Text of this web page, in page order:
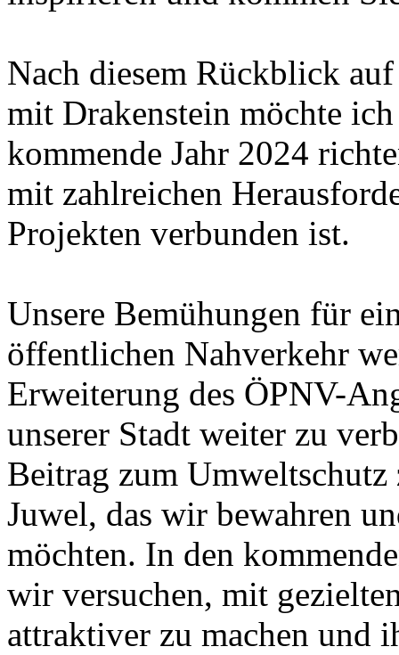
Nach diesem Rückblick
mit Drakenstein möchte
kommende Jahr 2024
mit zahlreichen
Projekten verbunden ist.
Unsere Bemühungen für
öffentlichen Nahverkehr
Erweiterung des ÖPNV-
unserer Stadt weiter zu
Beitrag zum
Juwel, das wir bewahren
möchten. In den
wir versuchen, mit
attraktiver zu machen und